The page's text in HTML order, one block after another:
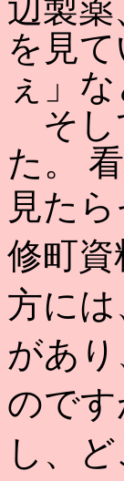
辺製
を見
ぇ」
そし
た。
見た
修町資
方に
があ
ので
し、